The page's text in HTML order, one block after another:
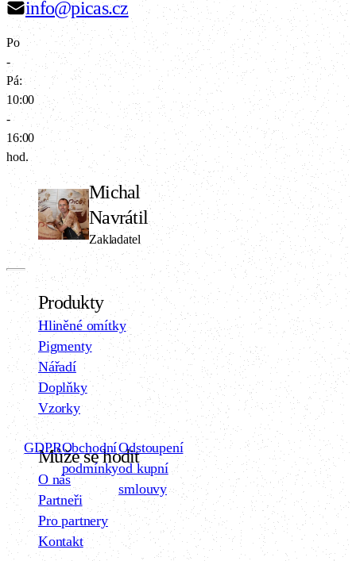
info@picas.cz
Po
-
Pá:
10:00
-
16:00
hod.
Michal
Navrátil
Zakladatel
Produkty
Hliněné omítky
Pigmenty
Nářadí
Doplňky
Vzorky
Může se hodit
O nás
Partneři
Pro partnery
Kontakt
GDPRObchodní
podmínky
Odstoupení
od kupní
smlouvy